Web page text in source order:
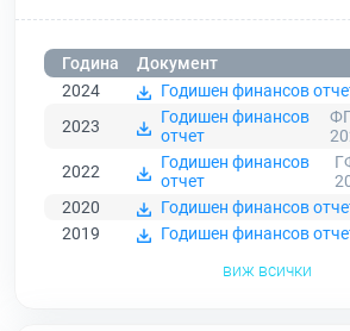
Година
Документ
2024
Годишен финансов
2023
Годишен финансов
отчет
2022
Годишен финансов
отчет
2020
Годишен финансов
2019
Годишен финансов
виж всички